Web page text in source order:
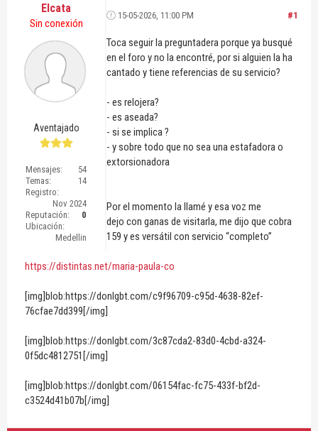
Elcata
Sin conexión
Aventajado
Mensajes:
54
Temas:
14
Registro:
Nov 2024
Reputación:
0
Ubicación:
Medellin
#1
15-05-2026, 11:00 PM
Toca seguir la preguntadera porque ya busqué
en el foro y no la encontré, por si alguien la ha
cantado y tiene referencias de su servicio?
- es relojera?
- es aseada?
- si se implica ?
- y sobre todo que no sea una estafadora o
extorsionadora
Por el momento la llamé y esa voz me
dejo con ganas de visitarla, me dijo que cobra
159 y es versátil con servicio “completo”
https://distintas.net/maria-paula-co
[img]blob:https://donlgbt.com/c9f96709-c95d-4638-82ef-
76cfae7dd399[/img]
[img]blob:https://donlgbt.com/3c87cda2-83d0-4cbd-a324-
0f5dc4812751[/img]
[img]blob:https://donlgbt.com/06154fac-fc75-433f-bf2d-
c3524d41b07b[/img]